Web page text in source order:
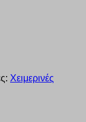
Χειμερινές